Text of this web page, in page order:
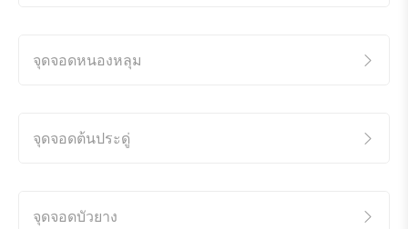
จุดจอดหนองหลุม
จุดจอดต้นประดู่
จุดจอดบัวยาง